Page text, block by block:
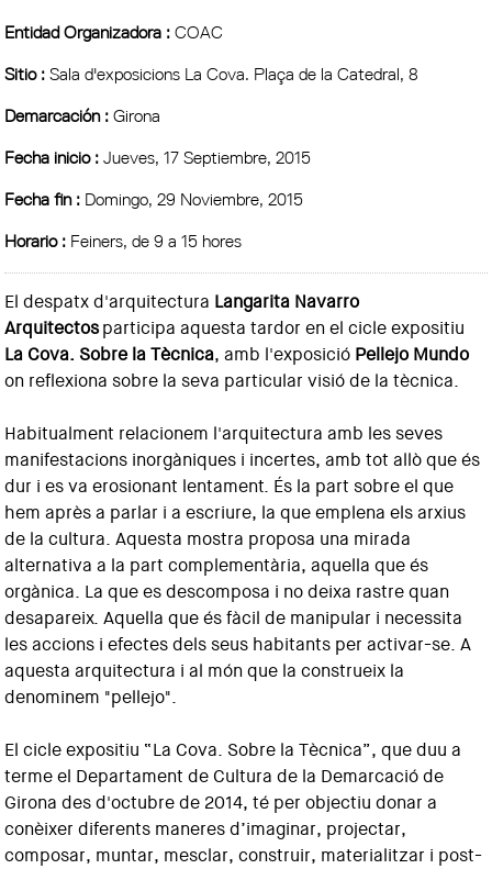
Entidad Organizadora :COAC
Sitio :Sala d'exposicions La Cova. Plaça de la Catedral, 8
Demarcación :Girona
Fecha inicio :Jueves, 17 Septiembre, 2015
Fecha fin : Domingo, 29 Noviembre, 2015
Horario : Feiners, de 9 a 15 hores
El despatx d'arquitectura Langarita Navarro
Arquitectosparticipa aquesta tardor en el cicle expositiu
La Cova. Sobre la Tècnica, amb l'exposició Pellejo Mundo
on reflexiona sobre la seva particular visió de la tècnica.
Habitualment relacionem l'arquitectura amb les seves
manifestacions inorgàniques i incertes, amb tot allò que és
dur i es va erosionant lentament. És la part sobre el que
hem après a parlar i a escriure, la que emplena els arxius
de la cultura. Aquesta mostra proposa una mirada
alternativa a la part complementària, aquella que és
orgànica. La que es descomposa i no deixa rastre quan
desapareix. Aquella que és fàcil de manipular i necessita
les accions i efectes dels seus habitants per activar-se. A
aquesta arquitectura i al món que la construeix la
denominem "pellejo".
El cicle expositiu “La Cova. Sobre la Tècnica”, que duu a
terme el Departament de Cultura de la Demarcació de
Girona des d'octubre de 2014, té per objectiu donar a
conèixer diferents maneres d’imaginar, projectar,
composar, muntar, mesclar, construir, materialitzar i post-